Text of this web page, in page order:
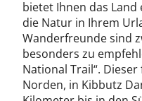
bietet Ihnen das Land
die Natur in Ihrem
Wanderfreunde sind
besonders zu
National Trail“.
Norden, in Kibbutz